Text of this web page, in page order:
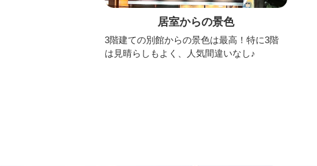
居室からの景色
3階建ての別館からの景色は最高！特に3階
は見晴らしもよく、人気間違いなし♪